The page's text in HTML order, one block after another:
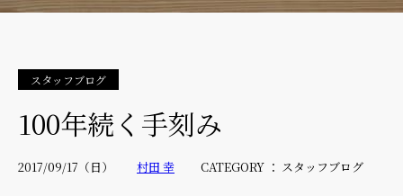
スタッフブログ
100年続く手刻み
2017/09/17（日） 村田 幸 CATEGORY ： スタッフブログ